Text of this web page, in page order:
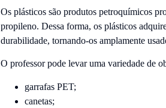
Os plásticos são produtos petroquímicos
propileno. Dessa forma, os plásticos
durabilidade, tornando-os amplamente
O professor pode levar uma variedade de
garrafas PET;
canetas;